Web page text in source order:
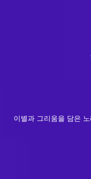
이별과 그리움을 담은